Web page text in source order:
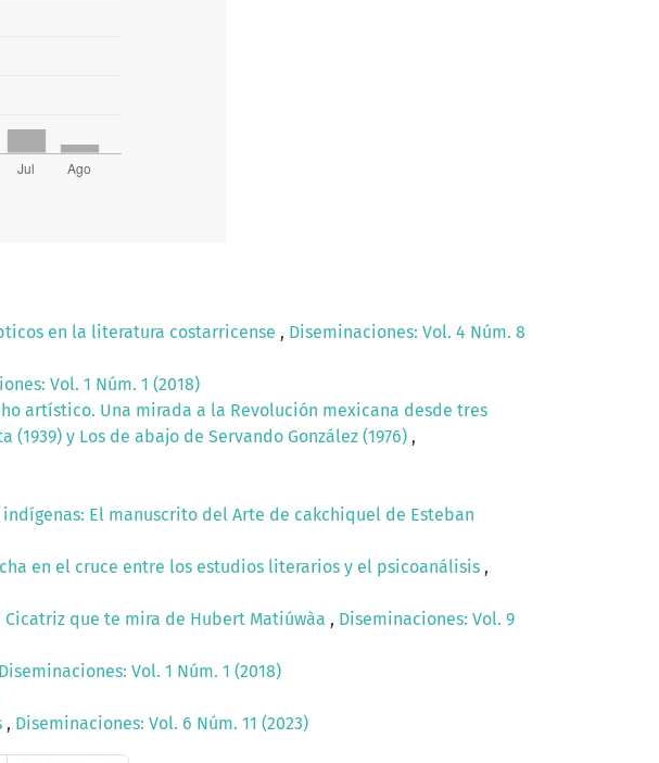
en la literatura costarricense , Diseminaciones: Vol. 4 Núm. 8
Vol. 1 Núm. 1 (2018)
artístico. Una mirada a la Revolución mexicana desde tres
y Los de abajo de Servando González (1976) ,
El manuscrito del Arte de cakchiquel de Esteban
en el cruce entre los estudios literarios y el psicoanálisis ,
que te mira de Hubert Matiúwàa , Diseminaciones: Vol. 9
Diseminaciones: Vol. 1 Núm. 1 (2018)
, Diseminaciones: Vol. 6 Núm. 11 (2023)